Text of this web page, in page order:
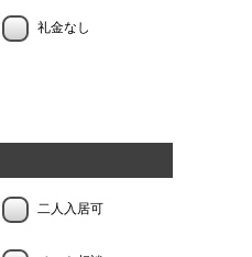
礼金なし
二人入居可